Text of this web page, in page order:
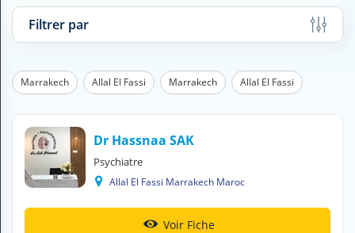
Nous contacter
V
Filtrer par
Marrakech Allal El Fassi Marrakech Allal El Fassi
Dr Hassnaa SAK
Psychiatre
Allal El Fassi Marrakech Maroc
Voir Fiche